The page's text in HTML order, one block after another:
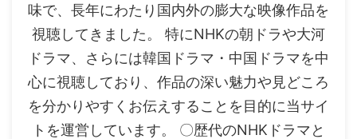
味で、長年にわたり国内外の膨大な映像作品を
視聴してきました。 特にNHKの朝ドラや大河
ドラマ、さらには韓国ドラマ・中国ドラマを中
心に視聴しており、作品の深い魅力や見どころ
を分かりやすくお伝えすることを目的に当サイ
トを運営しています。 〇歴代のNHKドラマと